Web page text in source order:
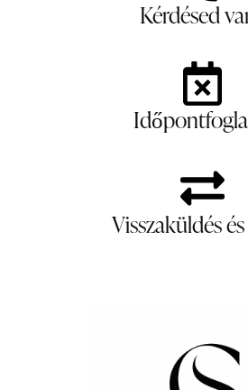
Kérdésed
Visszaküldés